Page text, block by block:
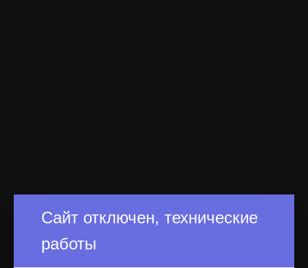
Сайт отключен, технические
работы